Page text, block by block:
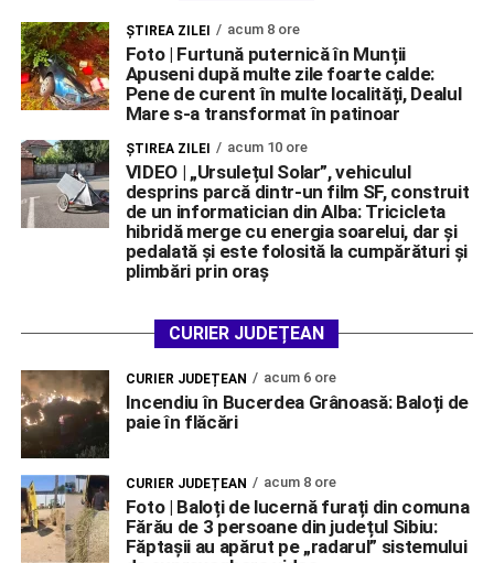
ŞTIREA ZILEI acum 8 ore
Foto | Furtună puternică în Munții
Apuseni după multe zile foarte calde:
Pene de curent în multe localități, Dealul
Mare s-a transformat în patinoar
ŞTIREA ZILEI acum 10 ore
VIDEO | „Ursulețul Solar”, vehiculul
desprins parcă dintr-un film SF, construit
de un informatician din Alba: Tricicleta
hibridă merge cu energia soarelui, dar și
pedalată și este folosită la cumpărături și
plimbări prin oraș
CURIER JUDEȚEAN
CURIER JUDEȚEAN acum 6 ore
Incendiu în Bucerdea Grânoasă: Baloți de
paie în flăcări
CURIER JUDEȚEAN acum 8 ore
Foto | Baloți de lucernă furați din comuna
Fărău de 3 persoane din județul Sibiu:
Făptașii au apărut pe „radarul” sistemului